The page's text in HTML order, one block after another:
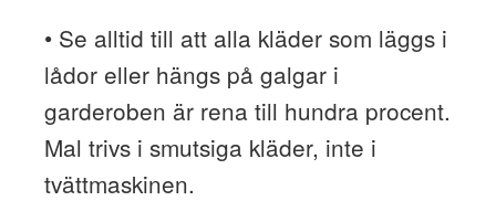
• Se alltid till att alla kläder som läggs i
lådor eller hängs på galgar i
garderoben är rena till hundra procent.
Mal trivs i smutsiga kläder, inte i
tvättmaskinen.